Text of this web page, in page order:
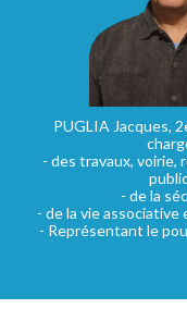
PUGLIA Jacques,
- des travaux, voirie,
- de la
- de la vie associative
- Représentant le